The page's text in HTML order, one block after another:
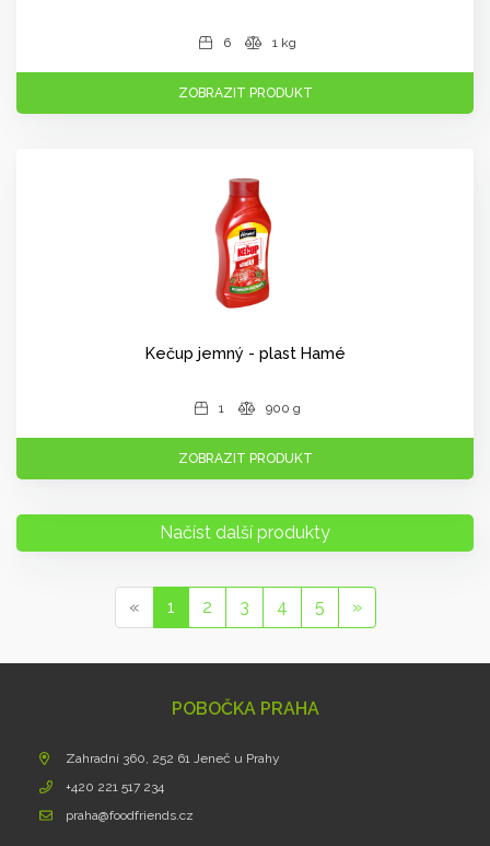
6 1 kg
ZOBRAZIT PRODUKT
Kečup jemný - plast Hamé
1 900 g
ZOBRAZIT PRODUKT
Načíst další produkty
« 1 2 3 4 5 »
POBOČKA PRAHA
Zahradní 360, 252 61 Jeneč u Prahy
+420 221 517 234
praha@foodfriends.cz